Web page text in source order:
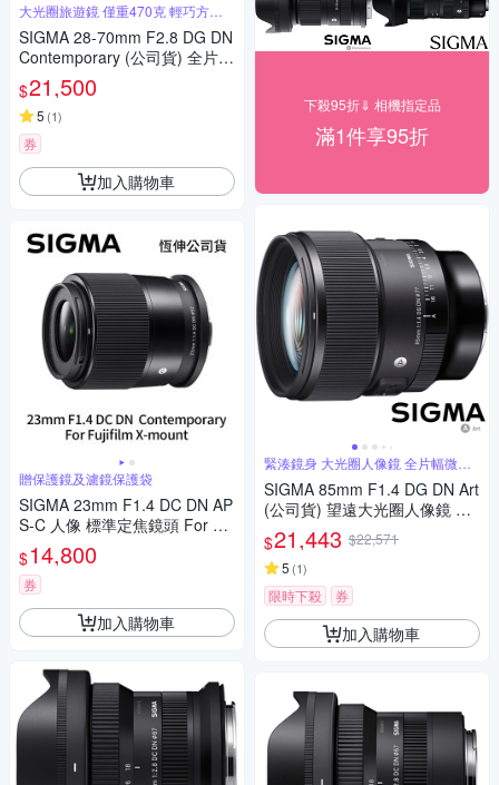
大光圈旅遊鏡 僅重470克 輕巧方便
攜帶
SIGMA 28-70mm F2.8 DG DN
Contemporary (公司貨) 全片幅
微單眼鏡頭 旅遊鏡
$21,500
5 (1)
券
加入購物車
贈保護鏡及濾鏡保護袋
SIGMA 23mm F1.4 DC DN AP
S-C 人像 標準定焦鏡頭 For Fuj
ifilm X-mount (公司貨)
$14,800
券
加入購物車
下殺95折⇓ 相機指定品
滿1件享95折
緊湊鏡身 大光圈人像鏡 全片幅微單
眼鏡頭
SIGMA 85mm F1.4 DG DN Art
(公司貨) 望遠大光圈人像鏡 全
片幅微單眼鏡頭
$21,443 $22,571
5 (1)
限時下殺 券
加入購物車